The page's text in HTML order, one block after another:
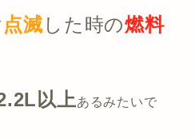
点滅 した時の燃料
以上あるみたいで